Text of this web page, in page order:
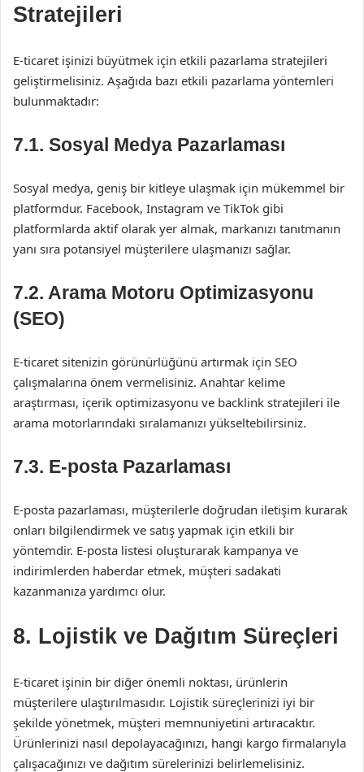
Stratejileri
E-ticaret işinizi büyütmek için etkili pazarlama stratejileri
geliştirmelisiniz. Aşağıda bazı etkili pazarlama yöntemleri
bulunmaktadır:
7.1. Sosyal Medya Pazarlaması
Sosyal medya, geniş bir kitleye ulaşmak için mükemmel bir
platformdur. Facebook, Instagram ve TikTok gibi
platformlarda aktif olarak yer almak, markanızı tanıtmanın
yanı sıra potansiyel müşterilere ulaşmanızı sağlar.
7.2. Arama Motoru Optimizasyonu
(SEO)
E-ticaret sitenizin görünürlüğünü artırmak için SEO
çalışmalarına önem vermelisiniz. Anahtar kelime
araştırması, içerik optimizasyonu ve backlink stratejileri ile
arama motorlarındaki sıralamanızı yükseltebilirsiniz.
7.3. E-posta Pazarlaması
E-posta pazarlaması, müşterilerle doğrudan iletişim kurarak
onları bilgilendirmek ve satış yapmak için etkili bir
yöntemdir. E-posta listesi oluşturarak kampanya ve
indirimlerden haberdar etmek, müşteri sadakati
kazanmanıza yardımcı olur.
8. Lojistik ve Dağıtım Süreçleri
E-ticaret işinin bir diğer önemli noktası, ürünlerin
müşterilere ulaştırılmasıdır. Lojistik süreçlerinizi iyi bir
şekilde yönetmek, müşteri memnuniyetini artıracaktır.
Ürünlerinizi nasıl depolayacağınızı, hangi kargo firmalarıyla
çalışacağınızı ve dağıtım sürelerinizi belirlemelisiniz.